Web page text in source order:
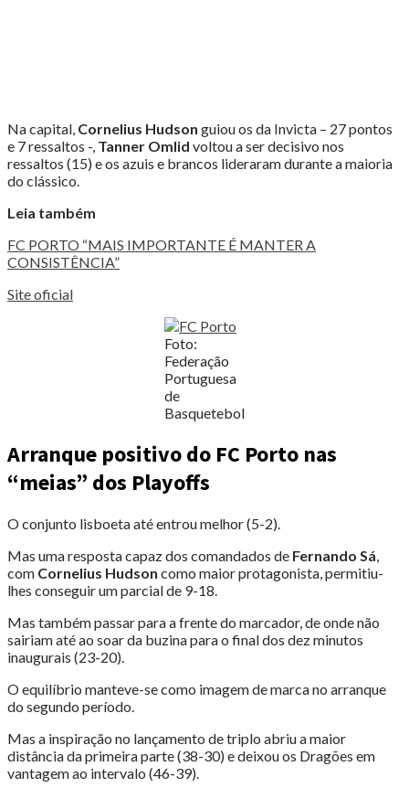
Na capital, Cornelius Hudson guiou os da Invicta – 27 pontos
e 7 ressaltos -, Tanner Omlid voltou a ser decisivo nos
ressaltos (15) e os azuis e brancos lideraram durante a maioria
do clássico.
Leia também
FC PORTO “MAIS IMPORTANTE É MANTER A
CONSISTÊNCIA”
Site oficial
Foto:
Federação
Portuguesa
de
Basquetebol
Arranque positivo do FC Porto nas
“meias” dos Playoffs
O conjunto lisboeta até entrou melhor (5-2).
Mas uma resposta capaz dos comandados de Fernando Sá,
com Cornelius Hudson como maior protagonista, permitiu-
lhes conseguir um parcial de 9-18.
Mas também passar para a frente do marcador, de onde não
sairiam até ao soar da buzina para o final dos dez minutos
inaugurais (23-20).
O equilíbrio manteve-se como imagem de marca no arranque
do segundo período.
Mas a inspiração no lançamento de triplo abriu a maior
distância da primeira parte (38-30) e deixou os Dragões em
vantagem ao intervalo (46-39).